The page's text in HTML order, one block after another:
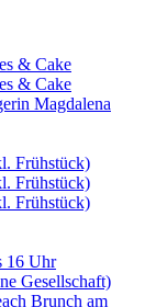
& Cake
& Cake
Magdalena
Frühstück)
Frühstück)
Frühstück)
16 Uhr
Gesellschaft)
Brunch am